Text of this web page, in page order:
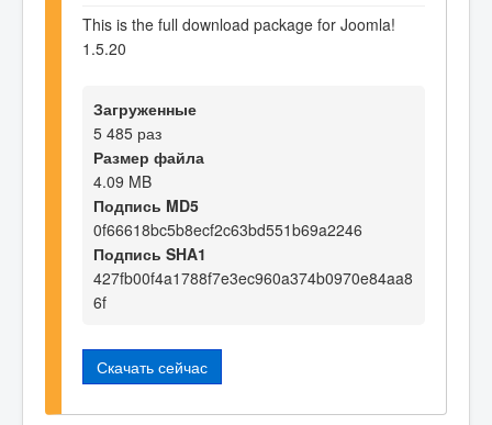
This is the full download package for Joomla!
1.5.20
Загруженные
5 485 раз
Размер файла
4.09 MB
Подпись MD5
0f66618bc5b8ecf2c63bd551b69a2246
Подпись SHA1
427fb00f4a1788f7e3ec960a374b0970e84aa8
6f
Скачать сейчас